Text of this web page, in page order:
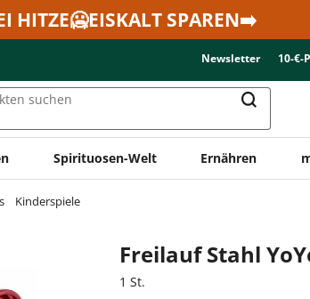
HITZE🥶EISKALT SPAREN➡️
Newsletter 10-€-
suchen
Spirituosen-Welt Ernähren
Kinderspiele
Freilauf Stahl
1 St.